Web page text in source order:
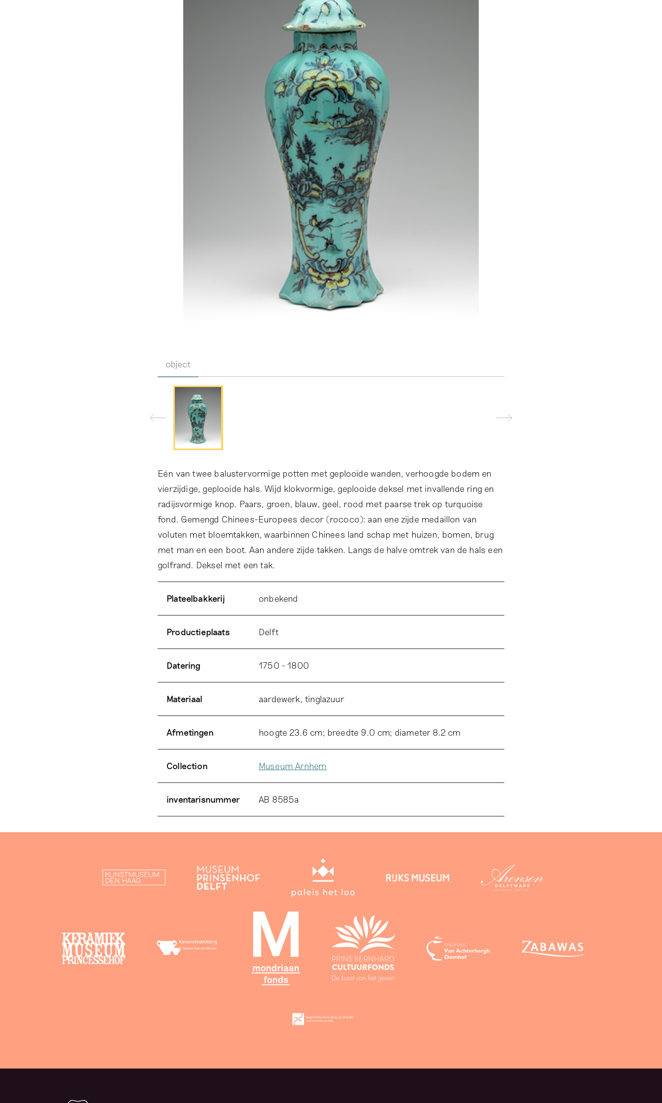
object
Eén van twee balustervormige potten met geplooide wanden, verhoogde bodem en
vierzijdige, geplooide hals. Wijd klokvormige, geplooide deksel met invallende ring en
radijsvormige knop. Paars, groen, blauw, geel, rood met paarse trek op turquoise
fond. Gemengd Chinees-Europees decor (rococo): aan ene zijde medaillon van
voluten met bloemtakken, waarbinnen Chinees land schap met huizen, bomen, brug
met man en een boot. Aan andere zijde takken. Langs de halve omtrek van de hals een
golfrand. Deksel met een tak.
Plateelbakkerij onbekend
Productieplaats Delft
Datering 1750 - 1800
Materiaal aardewerk, tinglazuur
Afmetingen hoogte 23.6 cm; breedte 9.0 cm; diameter 8.2 cm
Collection Museum Arnhem
inventarisnummer AB 8585a